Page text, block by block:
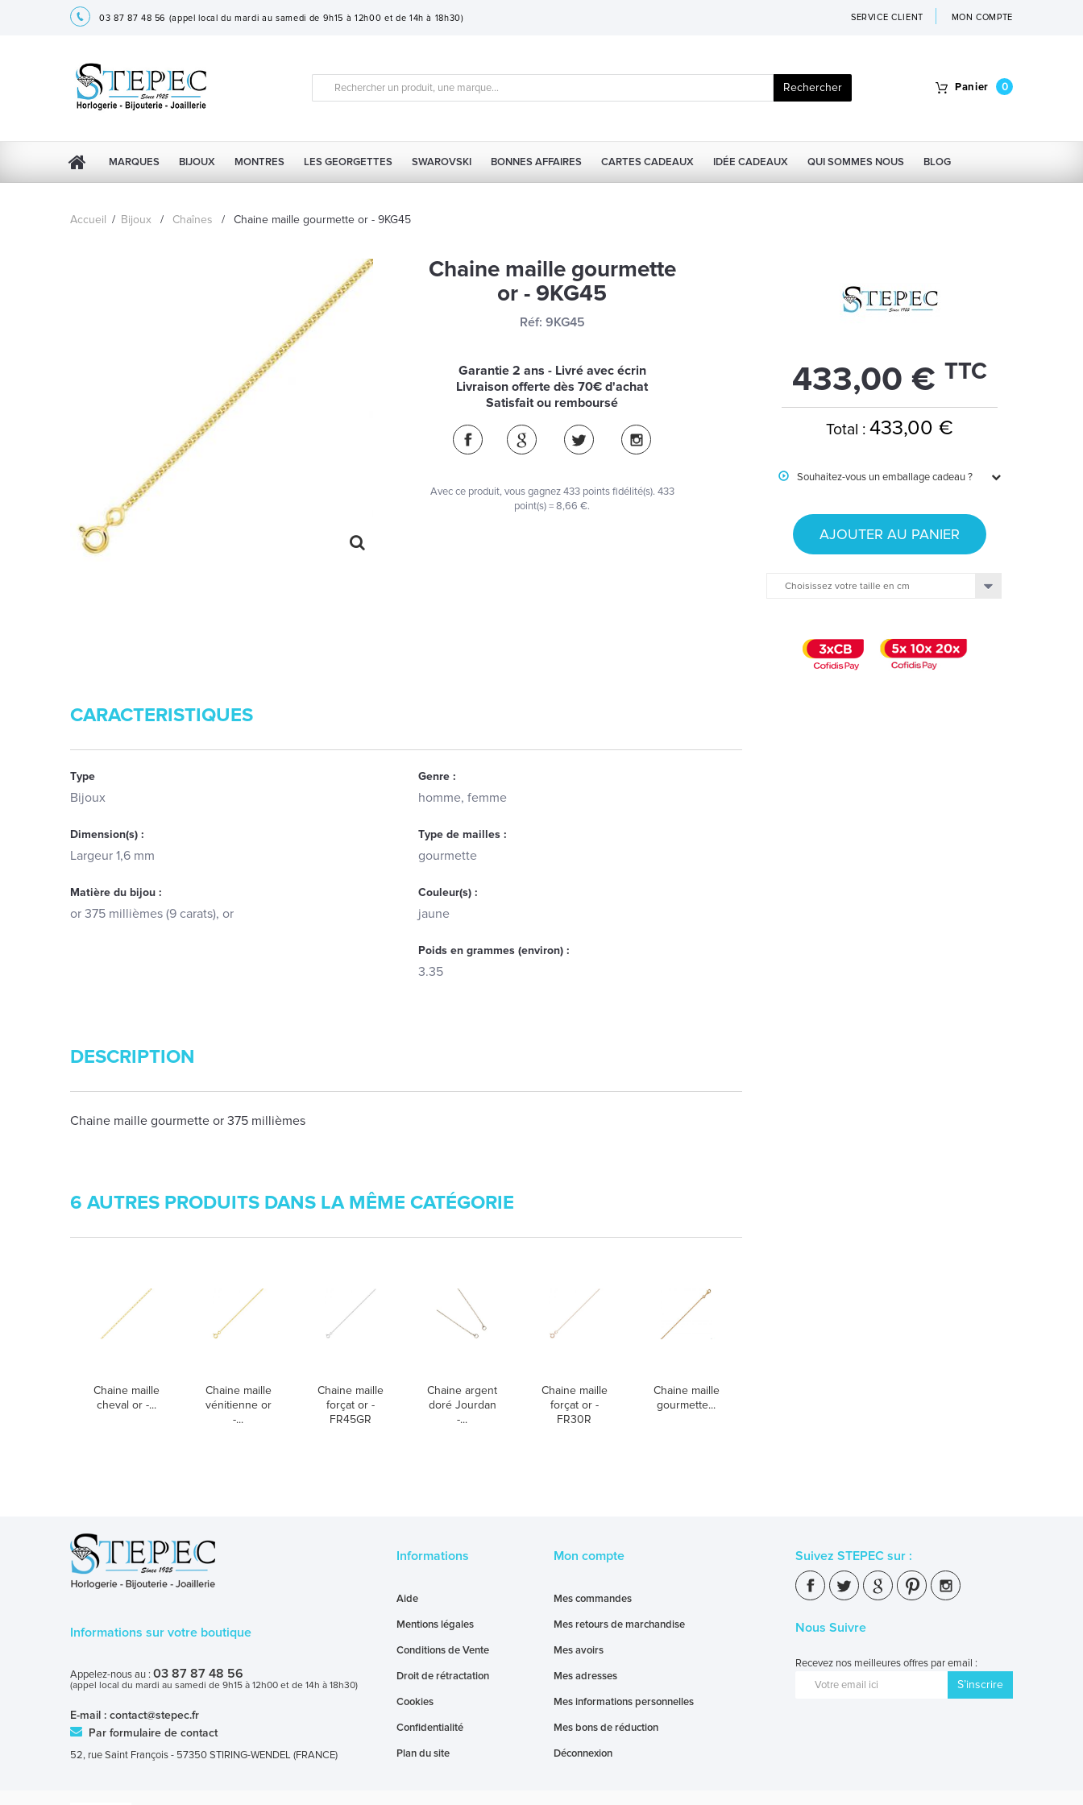
03 87 87 48 56 (appel local du mardi au samedi de 9h15 à 12h00 et de 14h à 18h30) SERVICE CLIENT MON COMPTE
Rechercher Panier 0
MARQUES BIJOUX MONTRES LES GEORGETTES SWAROVSKI BONNES AFFAIRES CARTES CADEAUX IDÉE CADEAUX QUI SOMMES NOUS BLOG
Accueil / Bijoux / Chaînes / Chaine maille gourmette or - 9KG45
Chaine maille gourmette
or - 9KG45
Réf: 9KG45
Garantie 2 ans - Livré avec écrin
Livraison offerte dès 70€ d'achat
Satisfait ou remboursé
Avec ce produit, vous gagnez433points fidélité(s). 433
point(s) =8,66 €.
433,00 € TTC
Total : 433,00 €
Souhaitez-vous un emballage cadeau ?
AJOUTER AU PANIER
Choisissez votre taille en cm
CARACTERISTIQUES
Type
Bijoux
Genre :
homme, femme
Dimension(s) :
Largeur 1,6 mm
Type de mailles :
gourmette
Matière du bijou :
or 375 millièmes (9 carats), or
Couleur(s) :
jaune
Poids en grammes (environ) :
3.35
DESCRIPTION
Chaine maille gourmette or 375 millièmes
6 AUTRES PRODUITS DANS LA MÊME CATÉGORIE
Chaine maille
cheval or -...
Chaine maille
vénitienne or
-...
Chaine maille
forçat or -
FR45GR
Chaine argent
doré Jourdan
-...
Chaine maille
forçat or -
FR30R
Chaine maille
gourmette...
Informations sur votre boutique
Appelez-nous au : 03 87 87 48 56
(appel local du mardi au samedi de 9h15 à 12h00 et de 14h à 18h30)
E-mail : contact@stepec.fr
Par formulaire de contact
52, rue Saint François - 57350 STIRING-WENDEL (FRANCE)
Informations
Aide
Mentions légales
Conditions de Vente
Droit de rétractation
Cookies
Confidentialité
Plan du site
Mon compte
Mes commandes
Mes retours de marchandise
Mes avoirs
Mes adresses
Mes informations personnelles
Mes bons de réduction
Déconnexion
Suivez STEPEC sur :
Nous Suivre
Recevez nos meilleures offres par email :
S’inscrire